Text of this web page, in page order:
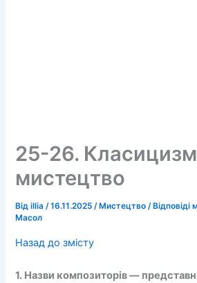
25-26.
мистецтво
Відillia/16.11.2025/ Мистецтво /
Масол
Назад до змісту
1. Назви композиторів —